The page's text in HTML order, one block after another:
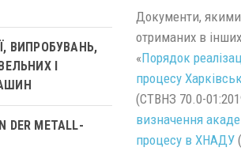
Документи, якими
отриманих в
«Порядок
процесу
(СТВНЗ 70.0-
визначення
процесу в ХНАДУ
ВИПРОБУВАНЬ,
І
DER METALL-